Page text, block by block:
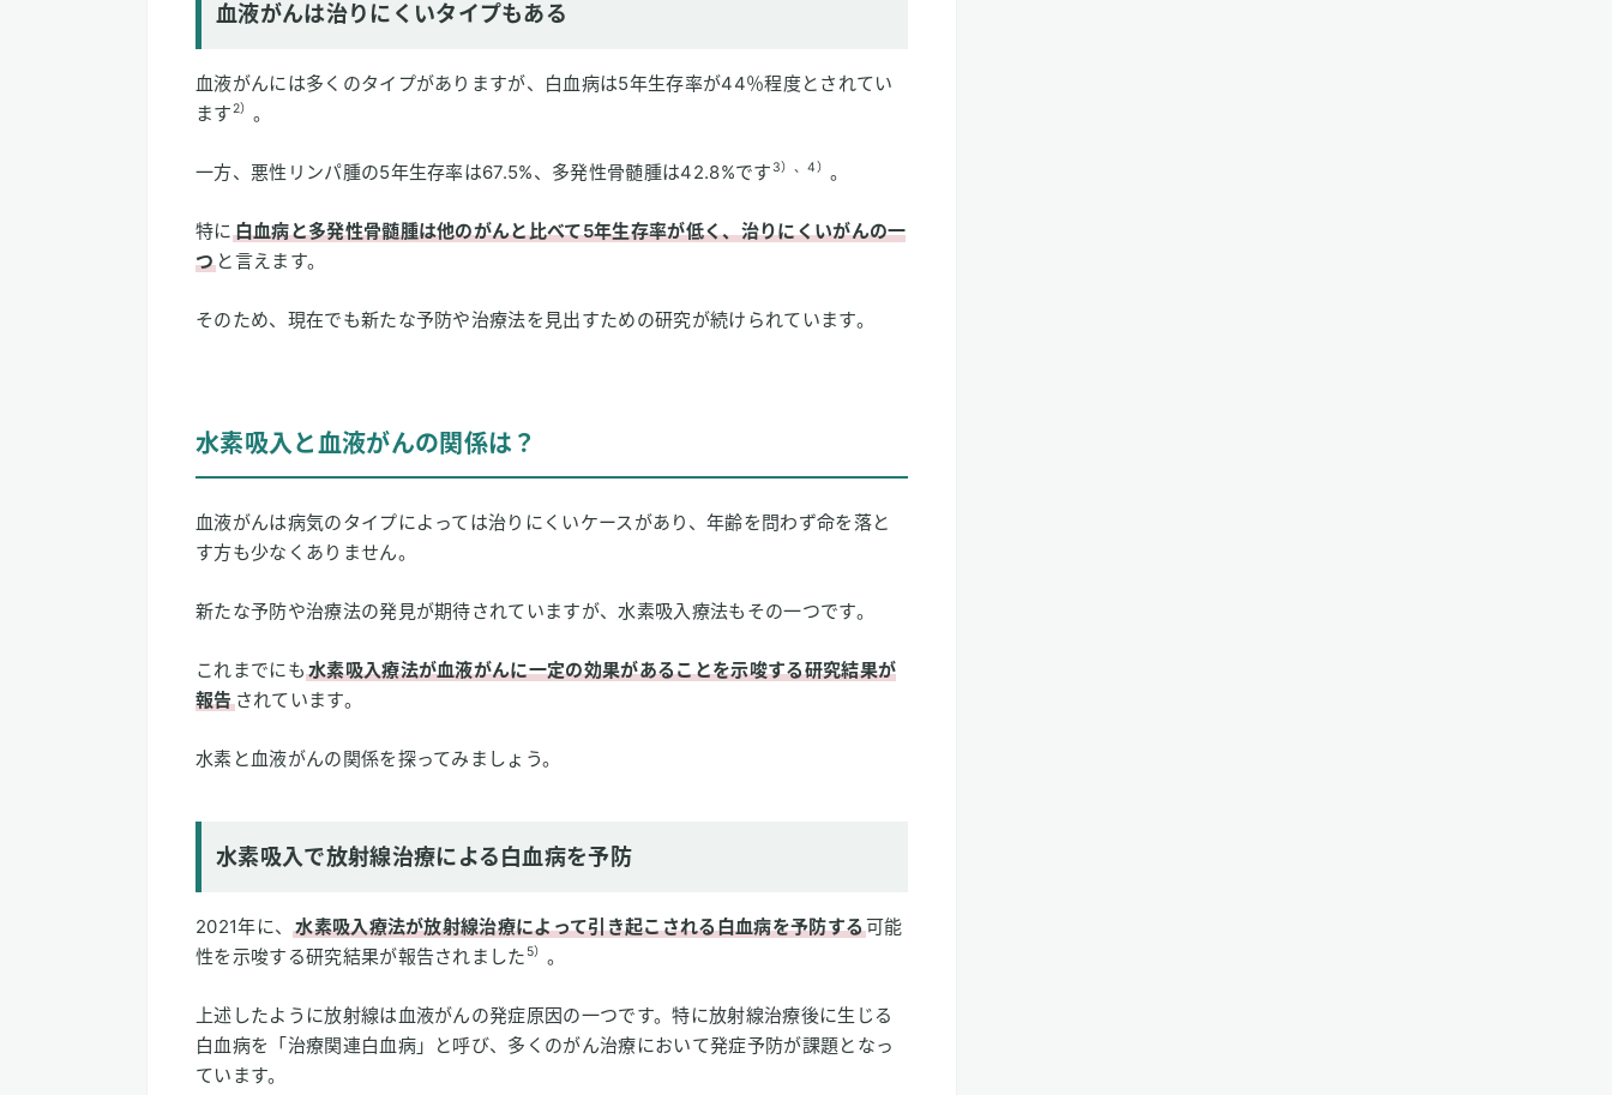
血液がんは治りにくいタイプもある
血液がんには多くのタイプがありますが、白血病は5年生存率が44％程度とされてい
ます2） 。
一方、悪性リンパ腫の5年生存率は67.5%、多発性骨髄腫は42.8%です 3）、4） 。
特に白血病と多発性骨髄腫は他のがんと比べて5年生存率が低く、治りにくいがんの一
つ と言えます。
そのため、現在でも新たな予防や治療法を見出すための研究が続けられています。
水素吸入と血液がんの関係は？
血液がんは病気のタイプによっては治りにくいケースがあり、年齢を問わず命を落と
す方も少なくありません。
新たな予防や治療法の発見が期待されていますが、水素吸入療法もその一つです。
これまでにも 水素吸入療法が血液がんに一定の効果があることを示唆する研究結果が
報告されています。
水素と血液がんの関係を探ってみましょう。
水素吸入で放射線治療による白血病を予防
2021年に、水素吸入療法が放射線治療によって引き起こされる白血病を予防する可能
性を示唆する研究結果が報告されました 5） 。
上述したように放射線は血液がんの発症原因の一つです。特に放射線治療後に生じる
白血病を「治療関連白血病」と呼び、多くのがん治療において発症予防が課題となっ
ています。